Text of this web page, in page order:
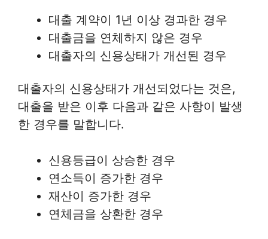
대출 계약이 1년 이상 경과한 경우
대출금을 연체하지 않은 경우
대출자의 신용상태가 개선된 경우
대출자의 신용상태가 개선되었다는 것은,
대출을 받은 이후 다음과 같은 사항이 발생
한 경우를 말합니다.
신용등급이 상승한 경우
연소득이 증가한 경우
재산이 증가한 경우
연체금을 상환한 경우